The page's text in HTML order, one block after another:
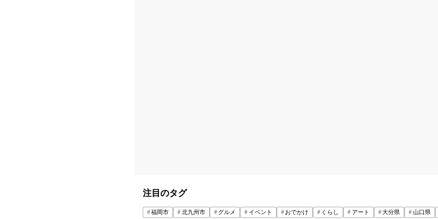
注目のタグ
福岡市 北九州市 グルメ イベント おでかけ くらし アート 大分県 山口県